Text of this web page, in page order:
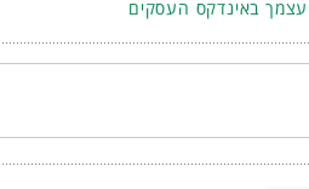
באינדקס העסקים